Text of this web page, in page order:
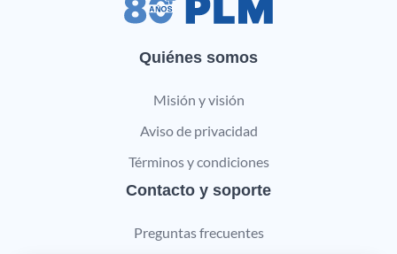
Quiénes somos
Misión y visión
Aviso de privacidad
Términos y condiciones
Contacto y soporte
Preguntas frecuentes